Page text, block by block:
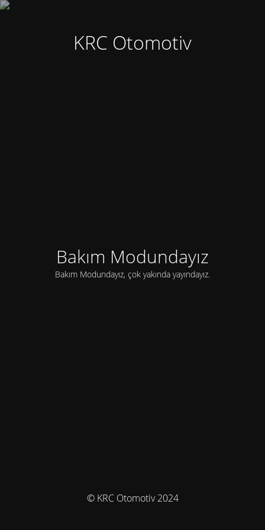
KRC Otomotiv
Bakım Modundayız
Bakım Modundayız, çok yakında yayındayız.
© KRC Otomotiv 2024